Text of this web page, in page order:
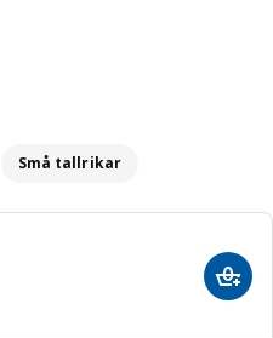
Små tallrikar
Lägg